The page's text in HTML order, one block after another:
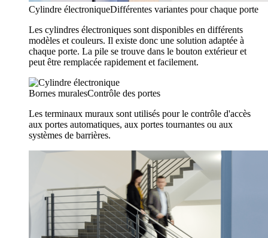
Cylindre électroniqueDifférentes variantes pour chaque porte
Les cylindres électroniques sont disponibles en différents
modèles et couleurs. Il existe donc une solution adaptée à
chaque porte. La pile se trouve dans le bouton extérieur et
peut être remplacée rapidement et facilement.
Bornes muralesContrôle des portes
Les terminaux muraux sont utilisés pour le contrôle d'accès
aux portes automatiques, aux portes tournantes ou aux
systèmes de barrières.